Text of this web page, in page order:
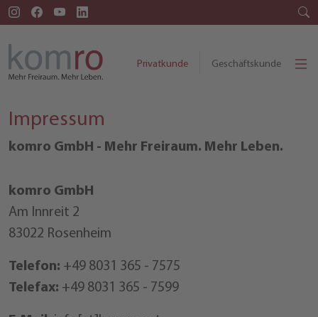
Privatkunde Geschäftskunde
Impressum
komro GmbH - Mehr Freiraum. Mehr Leben.
komro GmbH
Am Innreit 2
83022 Rosenheim
Telefon: +49 8031 365 - 7575
Telefax: +49 8031 365 - 7599